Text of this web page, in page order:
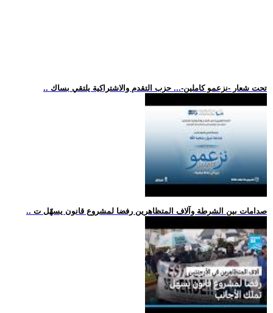
.. تحت شعار -نزعمو كاملين-... حزب التقدم والاشتراكية يلتقي بساك
.. صدامات بين الشرطة وآلاف المتظاهرين رفضا لمشروع قانون يسهّل ت